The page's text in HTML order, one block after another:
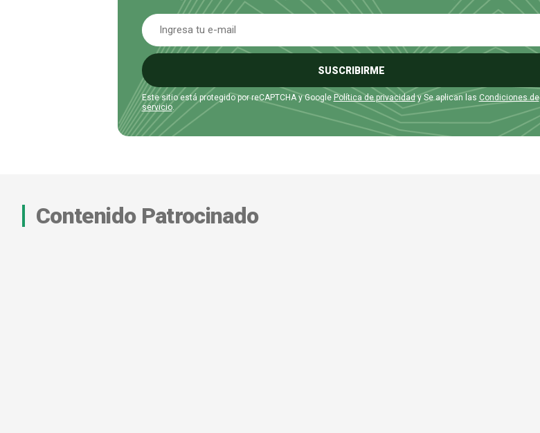
SUSCRIBIRME
Este sitio está protegido por reCAPTCHA y Google Política de privacidady Se aplican las Condiciones de
servicio.
Contenido Patrocinado